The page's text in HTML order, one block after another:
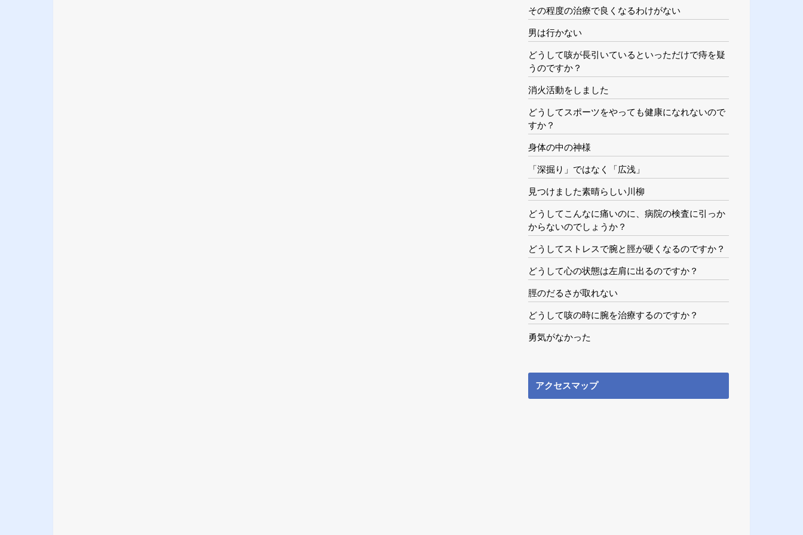
その程度の治療で良くなるわけがない
男は行かない
どうして咳が長引いているといっただけで痔を疑
うのですか？
消火活動をしました
どうしてスポーツをやっても健康になれないので
すか？
身体の中の神様
「深掘り」ではなく「広浅」
見つけました素晴らしい川柳
どうしてこんなに痛いのに、病院の検査に引っか
からないのでしょうか？
どうしてストレスで腕と脛が硬くなるのですか？
どうして心の状態は左肩に出るのですか？
脛のだるさが取れない
どうして咳の時に腕を治療するのですか？
勇気がなかった
アクセスマップ